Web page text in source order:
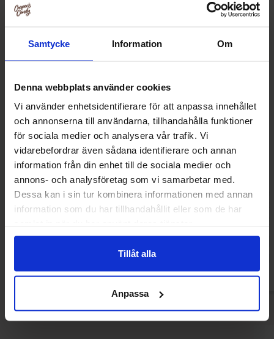
Samtycke Information Om
Denna webbplats använder cookies
Vi använder enhetsidentifierare för att anpassa innehållet
och annonserna till användarna, tillhandahålla funktioner
för sociala medier och analysera vår trafik. Vi
vidarebefordrar även sådana identifierare och annan
information från din enhet till de sociala medier och
annons- och analysföretag som vi samarbetar med.
Dessa kan i sin tur kombinera informationen med annan
information som du har tillhandahållit eller som de har
Tillåt alla
Anpassa
-22%
Johny Bee Mallow Summer Bugs 50g
Peppa Pig